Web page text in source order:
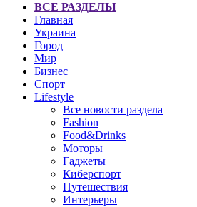
ВСЕ РАЗДЕЛЫ
Главная
Украина
Город
Мир
Бизнес
Спорт
Lifestyle
Все новости раздела
Fashion
Food&Drinks
Моторы
Гаджеты
Киберспорт
Путешествия
Интерьеры